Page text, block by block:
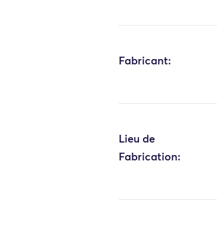
Fabricant:
Lieu de
Fabrication: